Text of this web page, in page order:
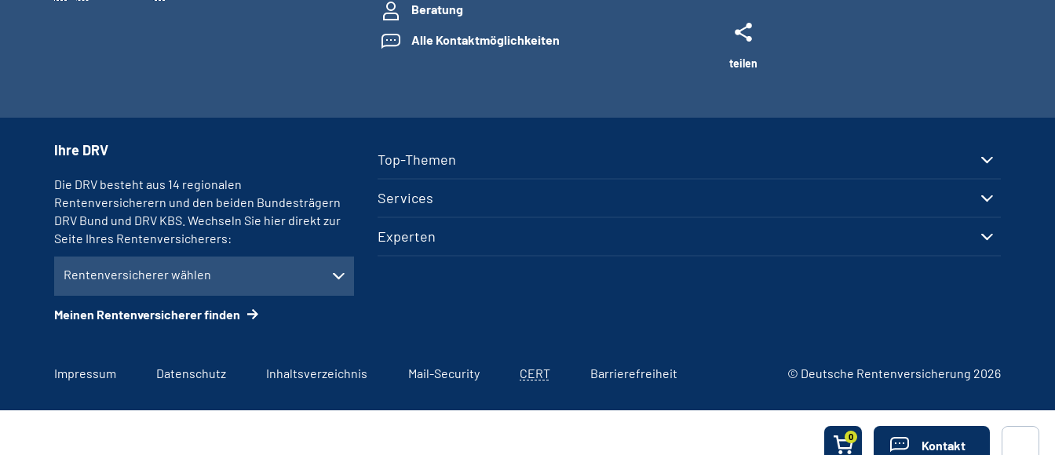
0
Kontakt
Beratung
Alle Kontaktmöglichkeiten
teilen
Top-Themen
Services
Experten
Ihre DRV
Die DRV besteht aus 14 regionalen
Rentenversicherern und den beiden Bundesträgern
DRV Bund und DRV KBS. Wechseln Sie hier direkt zur
Seite Ihres Rentenversicherers:
Rentenversicherer wählen
Meinen Rentenversicherer finden
Impressum Datenschutz Inhaltsverzeichnis Mail-Security CERT Barrierefreiheit © Deutsche Rentenversicherung 2026